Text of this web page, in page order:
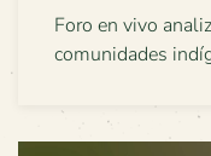
Foro en vivo
comunidades